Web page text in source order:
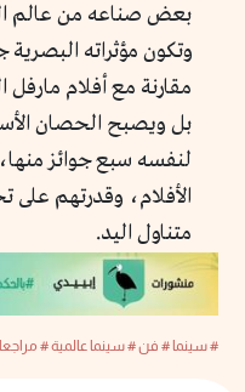
بعض صناعه من عالم
وتكون مؤثراته
مقارنة مع أفلام
بل ويصبح الحصان
لنفسه سبع جوائز
الأفلام، وقدرتهم على
متناول اليد.
# سينما# فن# سينما عالمية#